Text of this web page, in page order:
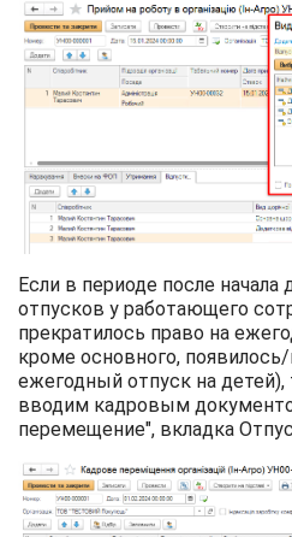
Если в периоде после начала
отпусков у работающего
прекратилось право на
кроме основного,
ежегодный отпуск на детей),
вводим кадровым
перемещение", вкладка